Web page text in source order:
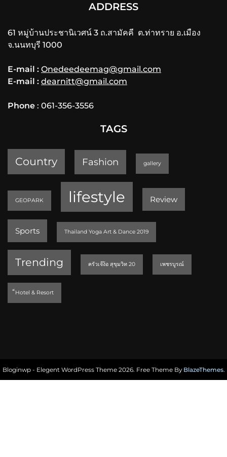
ADDRESS
61 หมู่บ้านประชานิเวศน์ 3 ถ.สามัคคี ต.ท่าทราย อ.เมือง
จ.นนทบุรี 1000
E-mail : Onedeedeemag@gmail.com
E-mail : dearnitt@gmail.com
Phone : 061-356-3556
TAGS
Country Fashion gallery
GEOPARK lifestyle Review
Sports Thailand Yoga Art & Dance 2019
Trending ครัวเจ๊ง้อ สุขุมวิท 20 เพชรบูรณ์
็Hotel & Resort
Bloginwp - Elegent WordPress Theme 2026. Free Theme By BlazeThemes.